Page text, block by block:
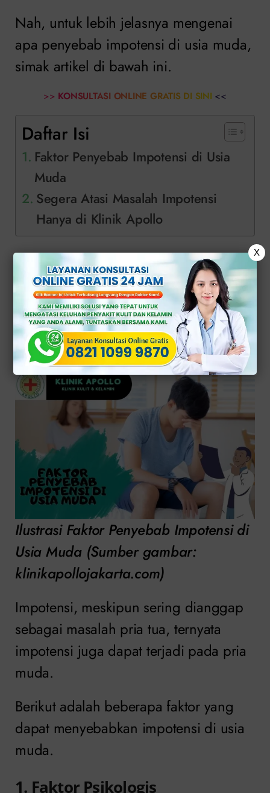
Nah, untuk lebih jelasnya mengenai
apa penyebab impotensi di usia muda,
simak artikel di bawah ini.
>> KONSULTASI ONLINE GRATIS DI SINI <<
Daftar Isi
Faktor Penyebab Impotensi di Usia
Muda
Segera Atasi Masalah Impotensi
Hanya di Klinik Apollo
Faktor Penyebab
Impotensi di Usia
Muda
Ilustrasi Faktor Penyebab Impotensi di
Usia Muda (Sumber gambar:
klinikapollojakarta.com)
Impotensi, meskipun sering dianggap
sebagai masalah pria tua, ternyata
impotensi juga dapat terjadi pada pria
muda.
Berikut adalah beberapa faktor yang
dapat menyebabkan impotensi di usia
muda.
1. Faktor Psikologis
X